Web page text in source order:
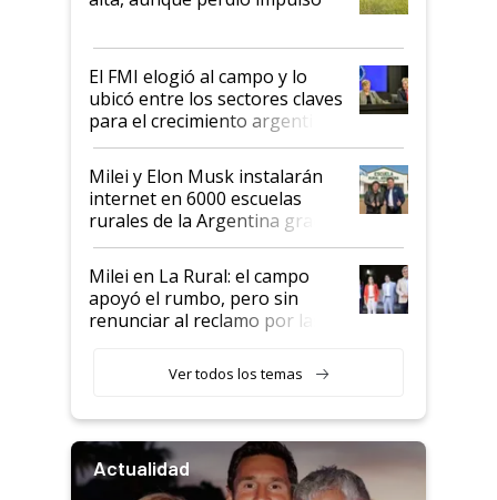
que de una dura crisis salió
de Milei
El FMI elogió al campo y lo
ubicó entre los sectores claves
para el crecimiento argentino
Milei y Elon Musk instalarán
internet en 6000 escuelas
rurales de la Argentina gracias
a un acuerdo con Starlink
Milei en La Rural: el campo
apoyó el rumbo, pero sin
renunciar al reclamo por las
Ver todos los temas
Actualidad